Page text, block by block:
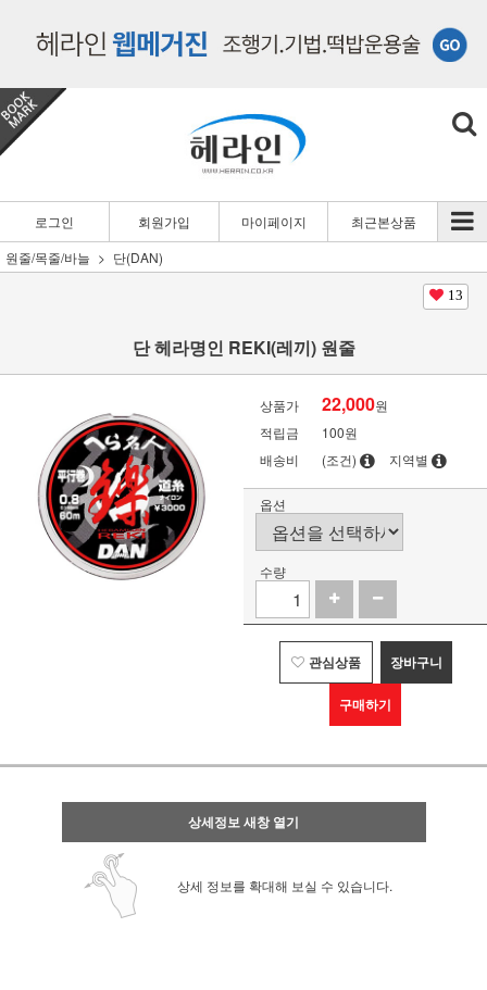
로그인 회원가입 마이페이지
최근본상품
원줄/목줄/바늘
단(DAN)
13
단 헤라명인 REKI(레끼) 원줄
상품가 22,000원
적립금
100원
배송비
(조건) 지역별
옵션
수량
관심상품 장바구니
구매하기
상세정보 새창 열기
상세 정보를 확대해 보실 수 있습니다.